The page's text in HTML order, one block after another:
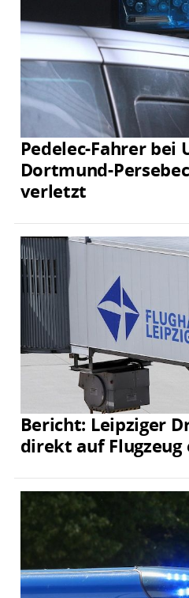
Pedelec-Fahrer bei
Dortmund-
verletzt
Bericht: Leipziger
direkt auf Flugzeug